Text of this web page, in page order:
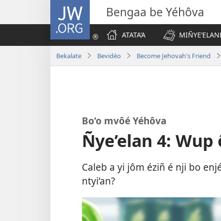
JW.ORG Bengaa be Yéhôva
ATATA’A
Bekalate Bevidéo Become Jehovah's Friend
Bo’o mvôé Yéhôva
Ñye’elan 4:
Caleb a yi jôm éziñ é nji bo
ntyi’an?